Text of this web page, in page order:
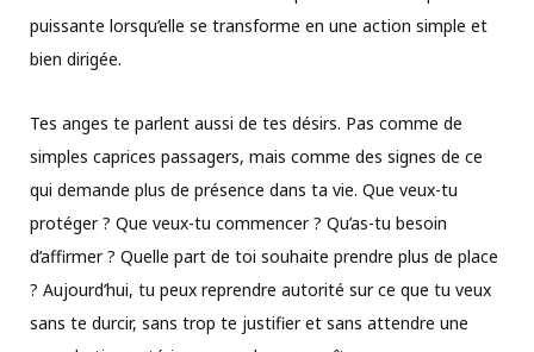
puissante lorsqu’elle se transforme en une action simple et
bien dirigée.
Tes anges te parlent aussi de tes désirs. Pas comme de
simples caprices passagers, mais comme des signes de ce
qui demande plus de présence dans ta vie. Que veux-tu
protéger ? Que veux-tu commencer ? Qu’as-tu besoin
d’affirmer ? Quelle part de toi souhaite prendre plus de place
? Aujourd’hui, tu peux reprendre autorité sur ce que tu veux
sans te durcir, sans trop te justifier et sans attendre une